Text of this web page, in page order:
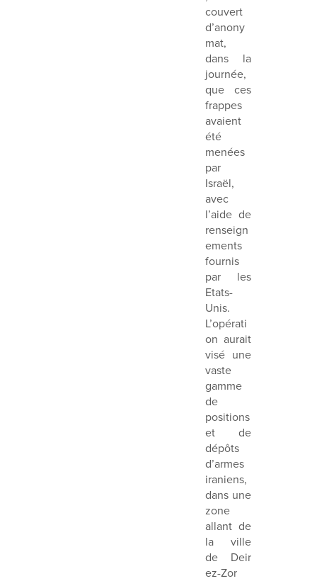
couvert
d’anony
mat,
dans la
journée,
que ces
frappes
avaient
été
menées
par
Israël,
avec
l’aide de
renseign
ements
fournis
par les
Etats-
Unis.
L’opérati
on aurait
visé une
vaste
gamme
de
positions
et de
dépôts
d’armes
iraniens,
dans une
zone
allant de
la ville
de Deir
ez-Zor